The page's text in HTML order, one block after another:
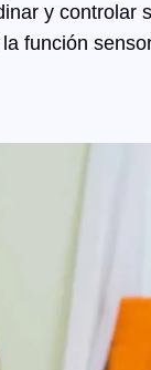
y controlar
función